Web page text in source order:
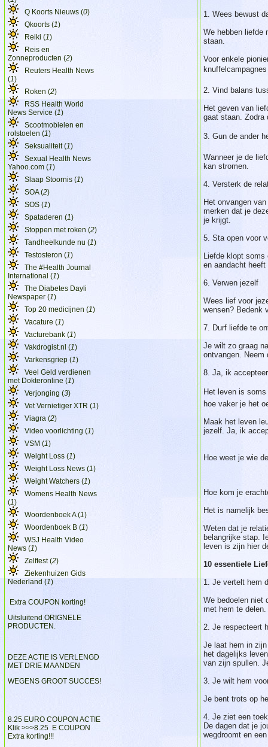
Q Koorts Nieuws (0)
Qkoorts (1)
Reiki (1)
Reis en
Zonneproducten (2)
Reuters Health News
(1)
Roken (2)
RSS Health World
News Service (1)
Scootmobielen en
rolstoelen (1)
Seksualiteit (1)
Sexual Health News
Yahoo.com (1)
Slaap Stoornis (1)
SOA (2)
SOS (1)
Spataderen (1)
Stoppen met roken (2)
Tandheelkunde nu (1)
Testosteron (1)
The #Health Journal
International (1)
The Diabetes Dayli
Newspaper (1)
Top 20 medicijnen (1)
Vacature (1)
Vacturebank (1)
Vakdrogist.nl (1)
Varkensgriep (1)
Veel Geld verdienen
met Dokteronline (1)
Verjonging (3)
Vet Vernietiger XTR (1)
Viagra (2)
Video voorlichting (1)
VSM (1)
Weight Loss (1)
Weight Loss News (1)
Weight Watchers (1)
Womens Health News
(1)
Woordenboek A (1)
Woordenboek B (1)
WSJ Health Video
News (1)
Zelftest (2)
Ziekenhuizen Gids
Nederland (1)
Extra COUPON korting!
Uitsluitend ORIGNELE
PRODUCTEN.
DEZE ACTIE IS VERLENGD
MET DRIE MAANDEN
WEGENS GROOT SUCCES!
8.25 EURO COUPON ACTIE
Klik >>>8.25 E COUPON
Extra korting!!!
1. Wees bewust
We hebben liefde
staan.
Voor enkele
knuffelcampagnes
2. Vind balans
Het geven van
gaat staan. Zodra
3. Gun de ander
Wanneer je de
kan stromen.
4. Versterk de
Het onvangen
merken dat je
je krijgt.
5. Sta open voor
Liefde klopt soms
en aandacht
6. Verwen jezelf
Wees lief voor
wensen? Bedenk
7. Durf liefde te
Je wilt zo graag
ontvangen. Neem
8. Ja, ik accepteer
Het leven is
hoe vaker je het
Maak het leven
jezelf. Ja, ik
Hoe weet je wie
Hoe kom je
Het is namelijk
Weten dat je
belangrijke stap.
leven is zijn hier
10 essentiele
1. Je vertelt hem
We bedoelen niet
met hem te
2. Je respecteert
Je laat hem in
het dagelijks
van zijn spullen.
3. Je wilt hem
Je bent trots op
4. Je ziet een
De dagen dat je
wegdroomt en